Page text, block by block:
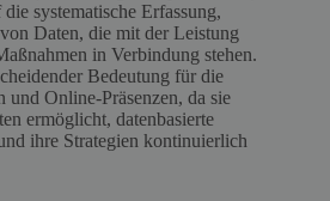
systematische Erfassung,
Daten, die mit der Leistung
in Verbindung stehen.
Bedeutung für die
Online-Präsenzen, da sie
ermöglicht, datenbasierte
ihre Strategien kontinuierlich